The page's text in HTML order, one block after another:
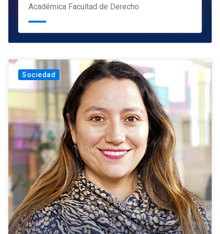
Académica Facultad de Derecho
Sociedad